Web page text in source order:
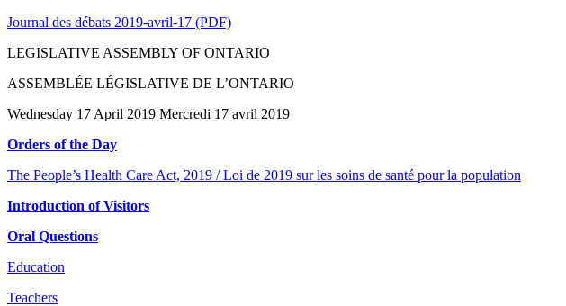
Journal des débats 2019-avril-17 (PDF)
LEGISLATIVE ASSEMBLY OF ONTARIO
ASSEMBLÉE LÉGISLATIVE DE L’ONTARIO
Wednesday 17 April 2019 Mercredi 17 avril 2019
Orders of the Day
The People’s Health Care Act, 2019 / Loi de 2019 sur les soins de santé pour la population
Introduction of Visitors
Oral Questions
Education
Teachers